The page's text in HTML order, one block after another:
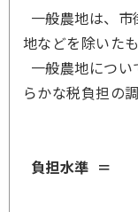
一般農地は、
地などを除いたも
一般農地につ
らかな税負担の
負担水
前年度
負担水準